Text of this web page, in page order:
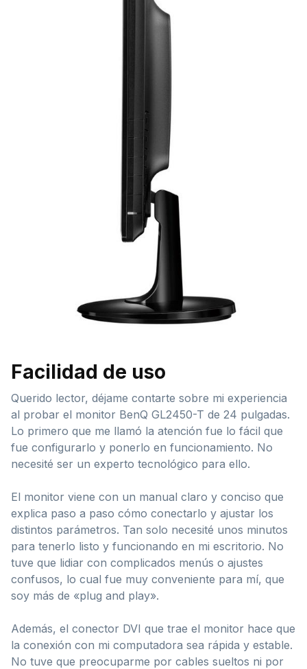
Facilidad de uso
Querido lector, déjame contarte sobre mi experiencia
al probar el monitor BenQ GL2450-T de 24 pulgadas.
Lo primero que me llamó la atención fue lo fácil que
fue configurarlo y ponerlo en funcionamiento. No
necesité ser un experto tecnológico para ello.
El monitor viene con un manual claro y conciso que
explica paso a paso cómo conectarlo y ajustar los
distintos parámetros. Tan solo necesité unos minutos
para tenerlo listo y funcionando en mi escritorio. No
tuve que lidiar con complicados menús o ajustes
confusos, lo cual fue muy conveniente para mí, que
soy más de «plug and play».
Además, el conector DVI que trae el monitor hace que
la conexión con mi computadora sea rápida y estable.
No tuve que preocuparme por cables sueltos ni por